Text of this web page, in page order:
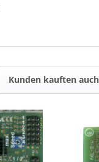
Kunden kauften auch